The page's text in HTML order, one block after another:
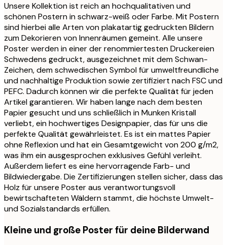
Unsere Kollektion ist reich an hochqualitativen und
schönen Postern in schwarz-weiß oder Farbe. Mit Postern
sind hierbei alle Arten von plakatartig gedruckten Bildern
zum Dekorieren von Innenräumen gemeint. Alle unsere
Poster werden in einer der renommiertesten Druckereien
Schwedens gedruckt, ausgezeichnet mit dem Schwan-
Zeichen, dem schwedischen Symbol für umweltfreundliche
und nachhaltige Produktion sowie zertifiziert nach FSC und
PEFC. Dadurch können wir die perfekte Qualität für jeden
Artikel garantieren. Wir haben lange nach dem besten
Papier gesucht und uns schließlich in Munken Kristall
verliebt, ein hochwertiges Designpapier, das für uns die
perfekte Qualität gewährleistet. Es ist ein mattes Papier
ohne Reflexion und hat ein Gesamtgewicht von 200 g/m2,
was ihm ein ausgesprochen exklusives Gefühl verleiht.
Außerdem liefert es eine hervorragende Farb- und
Bildwiedergabe. Die Zertifizierungen stellen sicher, dass das
Holz für unsere Poster aus verantwortungsvoll
bewirtschafteten Wäldern stammt, die höchste Umwelt-
und Sozialstandards erfüllen.
Kleine und große Poster für deine Bilderwand